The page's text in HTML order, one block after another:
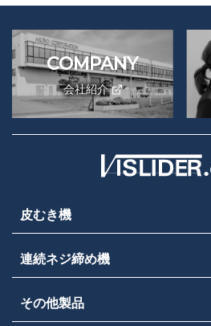
COMPANY
会社紹介
皮むき機
連続ネジ締め機
その他製品